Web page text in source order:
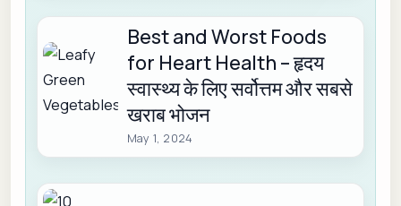
Best and Worst Foods
for Heart Health – हृदय
स्वास्थ्य के लिए सर्वोत्तम और सबसे
खराब भोजन
May 1, 2024